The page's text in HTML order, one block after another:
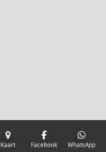
Kaart Facebook WhatsApp